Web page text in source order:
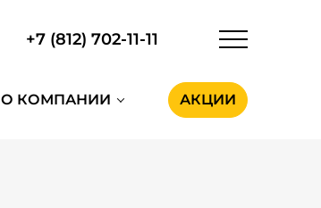
+7 (812) 702-11-11
О КОМПАНИИ АКЦИИ